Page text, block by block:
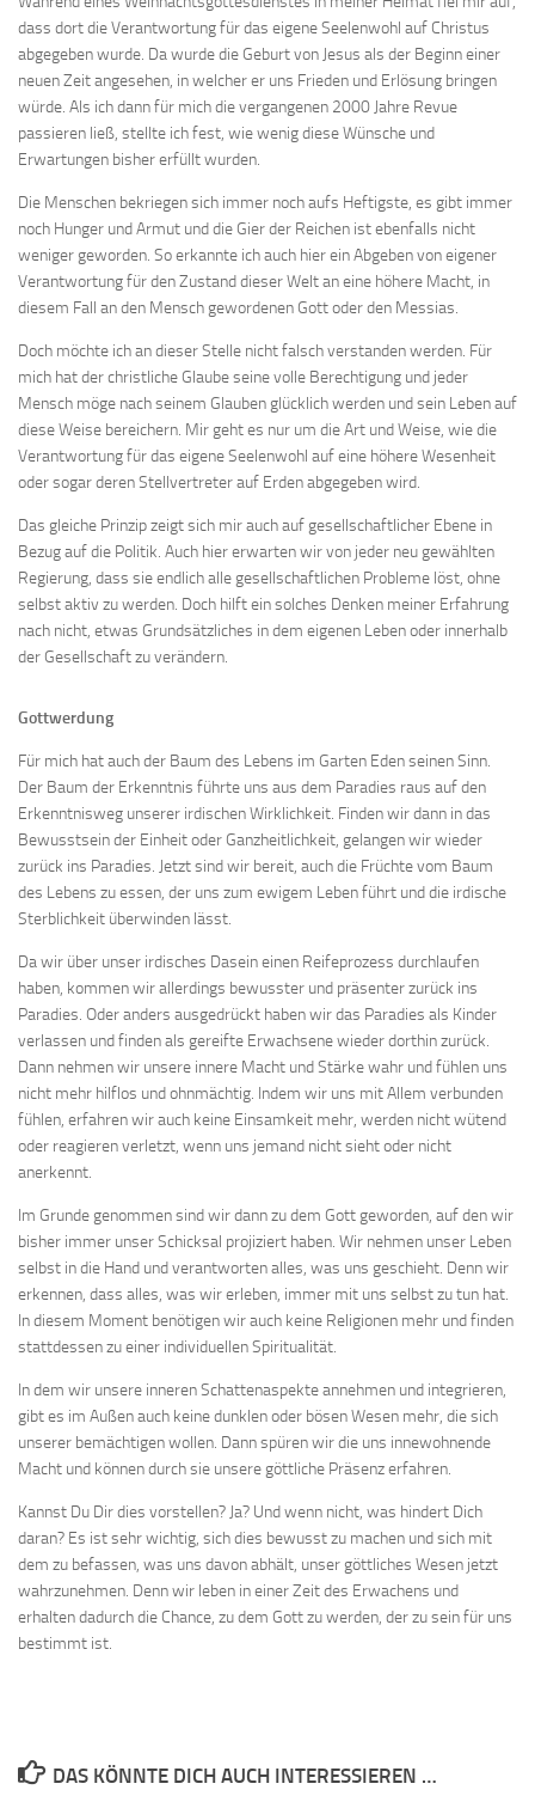
dass dort die Verantwortung für das eigene Seelenwohl auf Christus
abgegeben wurde. Da wurde die Geburt von Jesus als der Beginn einer
neuen Zeit angesehen, in welcher er uns Frieden und Erlösung bringen
würde. Als ich dann für mich die vergangenen 2000 Jahre Revue
passieren ließ, stellte ich fest, wie wenig diese Wünsche und
Erwartungen bisher erfüllt wurden.
Die Menschen bekriegen sich immer noch aufs Heftigste, es gibt immer
noch Hunger und Armut und die Gier der Reichen ist ebenfalls nicht
weniger geworden. So erkannte ich auch hier ein Abgeben von eigener
Verantwortung für den Zustand dieser Welt an eine höhere Macht, in
diesem Fall an den Mensch gewordenen Gott oder den Messias.
Doch möchte ich an dieser Stelle nicht falsch verstanden werden. Für
mich hat der christliche Glaube seine volle Berechtigung und jeder
Mensch möge nach seinem Glauben glücklich werden und sein Leben auf
diese Weise bereichern. Mir geht es nur um die Art und Weise, wie die
Verantwortung für das eigene Seelenwohl auf eine höhere Wesenheit
oder sogar deren Stellvertreter auf Erden abgegeben wird.
Das gleiche Prinzip zeigt sich mir auch auf gesellschaftlicher Ebene in
Bezug auf die Politik. Auch hier erwarten wir von jeder neu gewählten
Regierung, dass sie endlich alle gesellschaftlichen Probleme löst, ohne
selbst aktiv zu werden. Doch hilft ein solches Denken meiner Erfahrung
nach nicht, etwas Grundsätzliches in dem eigenen Leben oder innerhalb
der Gesellschaft zu verändern.
Gottwerdung
Für mich hat auch der Baum des Lebens im Garten Eden seinen Sinn.
Der Baum der Erkenntnis führte uns aus dem Paradies raus auf den
Erkenntnisweg unserer irdischen Wirklichkeit. Finden wir dann in das
Bewusstsein der Einheit oder Ganzheitlichkeit, gelangen wir wieder
zurück ins Paradies. Jetzt sind wir bereit, auch die Früchte vom Baum
des Lebens zu essen, der uns zum ewigem Leben führt und die irdische
Sterblichkeit überwinden lässt.
Da wir über unser irdisches Dasein einen Reifeprozess durchlaufen
haben, kommen wir allerdings bewusster und präsenter zurück ins
Paradies. Oder anders ausgedrückt haben wir das Paradies als Kinder
verlassen und finden als gereifte Erwachsene wieder dorthin zurück.
Dann nehmen wir unsere innere Macht und Stärke wahr und fühlen uns
nicht mehr hilflos und ohnmächtig. Indem wir uns mit Allem verbunden
fühlen, erfahren wir auch keine Einsamkeit mehr, werden nicht wütend
oder reagieren verletzt, wenn uns jemand nicht sieht oder nicht
anerkennt.
Im Grunde genommen sind wir dann zu dem Gott geworden, auf den wir
bisher immer unser Schicksal projiziert haben. Wir nehmen unser Leben
selbst in die Hand und verantworten alles, was uns geschieht. Denn wir
erkennen, dass alles, was wir erleben, immer mit uns selbst zu tun hat.
In diesem Moment benötigen wir auch keine Religionen mehr und finden
stattdessen zu einer individuellen Spiritualität.
In dem wir unsere inneren Schattenaspekte annehmen und integrieren,
gibt es im Außen auch keine dunklen oder bösen Wesen mehr, die sich
unserer bemächtigen wollen. Dann spüren wir die uns innewohnende
Macht und können durch sie unsere göttliche Präsenz erfahren.
Kannst Du Dir dies vorstellen? Ja? Und wenn nicht, was hindert Dich
daran? Es ist sehr wichtig, sich dies bewusst zu machen und sich mit
dem zu befassen, was uns davon abhält, unser göttliches Wesen jetzt
wahrzunehmen. Denn wir leben in einer Zeit des Erwachens und
erhalten dadurch die Chance, zu dem Gott zu werden, der zu sein für uns
bestimmt ist.
DAS KÖNNTE DICH AUCH INTERESSIEREN …